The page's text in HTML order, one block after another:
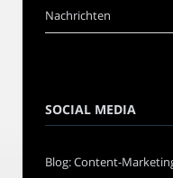
Nachrichten
SOCIAL MEDIA
Blog: Content-